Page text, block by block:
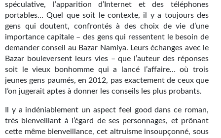
Les critiques
Le blog
Le prix des lecteurs
GOODIES
Goodies Gotland
Tirages d’art Une Heure-Lumière
PLUS
spéculative, l’apparition d’Internet et des téléphones
portables… Quel que soit le contexte, il y a toujours des
gens qui doutent, confrontés à des choix de vie d’une
importance capitale – des gens qui ressentent le besoin de
demander conseil au Bazar Namiya. Leurs échanges avec le
Bazar bouleversent leurs vies – que l’auteur des réponses
soit le vieux bonhomme qui a lancé l’affaire… où trois
jeunes gens paumés, en 2012, pas exactement de ceux que
l’on jugerait aptes à donner les conseils les plus probants.
Il y a indéniablement un aspect feel good dans ce roman,
très bienveillant à l’égard de ses personnages, et prônant
cette même bienveillance, cet altruisme insoupçonné, sous